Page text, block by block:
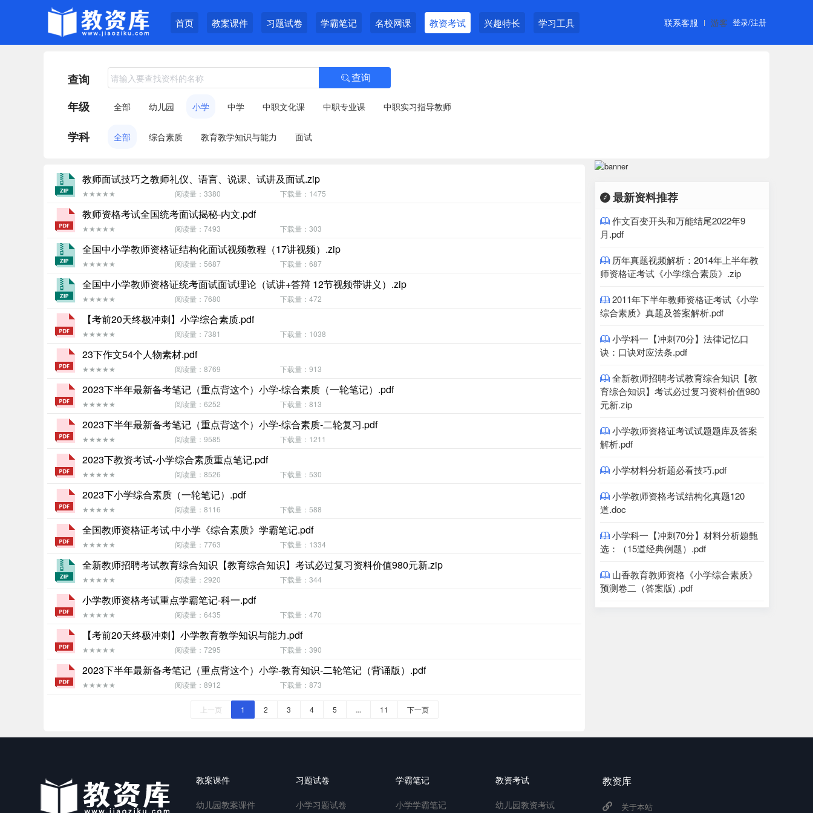
首页 教案课件 习题试卷 学霸笔记 名校网课 教资考试 兴趣特长 学习工具 游客 登录/注册
联系客服
查询  查询
年级 全部 幼儿园 小学 中学 中职文化课 中职专业课 中职实习指导教师
学科 全部 综合素质 教育教学知识与能力 面试
教师面试技巧之教师礼仪、语言、说课、试讲及面试.zip
★★★★★ 阅读量：3380 下载量：1475
教师资格考试全国统考面试揭秘-内文.pdf
★★★★★ 阅读量：7493 下载量：303
全国中小学教师资格证结构化面试视频教程（17讲视频）.zip
★★★★★ 阅读量：5687 下载量：687
全国中小学教师资格证统考面试面试理论（试讲+答辩 12节视频带讲义）.zip
★★★★★ 阅读量：7680 下载量：472
【考前20天终极冲刺】小学综合素质.pdf
★★★★★ 阅读量：7381 下载量：1038
23下作文54个人物素材.pdf
★★★★★ 阅读量：8769 下载量：913
2023下半年最新备考笔记（重点背这个）小学-综合素质（一轮笔记）.pdf
★★★★★ 阅读量：6252 下载量：813
2023下半年最新备考笔记（重点背这个）小学-综合素质-二轮复习.pdf
★★★★★ 阅读量：9585 下载量：1211
2023下教资考试-小学综合素质重点笔记.pdf
★★★★★ 阅读量：8526 下载量：530
2023下小学综合素质（一轮笔记）.pdf
★★★★★ 阅读量：8116 下载量：588
全国教师资格证考试·中小学《综合素质》学霸笔记.pdf
★★★★★ 阅读量：7763 下载量：1334
全新教师招聘考试教育综合知识【教育综合知识】考试必过复习资料价值980元新.zip
★★★★★ 阅读量：2920 下载量：344
小学教师资格考试重点学霸笔记-科一.pdf
★★★★★ 阅读量：6435 下载量：470
【考前20天终极冲刺】小学教育教学知识与能力.pdf
★★★★★ 阅读量：7295 下载量：390
2023下半年最新备考笔记（重点背这个）小学-教育知识-二轮笔记（背诵版）.pdf
★★★★★ 阅读量：8912 下载量：873
上一页 1 2 3 4 5 ... 11 下一页
最新资料推荐
 作文百变开头和万能结尾2022年9
月.pdf
 历年真题视频解析：2014年上半年教
师资格证考试《小学综合素质》.zip
 2011年下半年教师资格证考试《小学
综合素质》真题及答案解析.pdf
 小学科一【冲刺70分】法律记忆口
诀：口诀对应法条.pdf
 全新教师招聘考试教育综合知识【教
育综合知识】考试必过复习资料价值980
元新.zip
 小学教师资格证考试试题题库及答案
解析.pdf
 小学材料分析题必看技巧.pdf
 小学教师资格考试结构化真题120
道.doc
 小学科一【冲刺70分】材料分析题甄
选：（15道经典例题）.pdf
 山香教育教师资格《小学综合素质》
预测卷二（答案版) .pdf
教案课件
幼儿园教案课件
习题试卷
小学习题试卷
学霸笔记
小学学霸笔记
教资考试
幼儿园教资考试
教资库
关于本站